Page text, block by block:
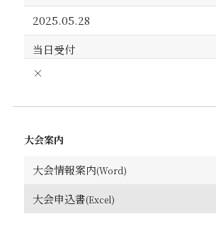
2025.05.28
当日受付
×
大会案内
大会情報案内
大会申込書